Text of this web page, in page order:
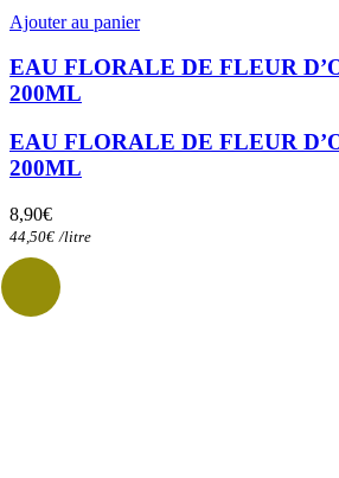
Ajouter au panier
EAU FLORALE DE FLEUR
200ML
EAU FLORALE DE FLEUR
200ML
8,90€
44,50€ /litre